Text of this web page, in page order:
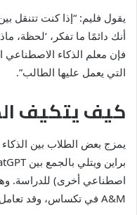
يقول فليم: “إذا كنت تتنقل
أنك دائمًا ما تفكر، ‘لحظة،
فإن معلم الذكاء الاصطناعي
التي يعمل عليها الطالب”.
كيف يتكيف
يمزج بعض الطلاب بين الذكاء
A&M في تكساس، وقد تعامل في البداية مع ChatGPT بتردد.